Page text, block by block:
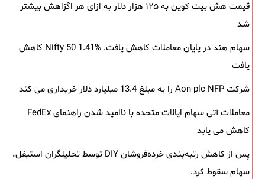
قیمت هش بیت کوین به ۱۲۵ هزار دلار به‌ ازای هر اگزاهش بیشتر
شد
سهام هند در پایان معاملات کاهش یافت. Nifty 50 1.41% کاهش
یافت
شرکت Aon plc NFP را به مبلغ 13.4 میلیارد دلار خریداری می کند
معاملات آتی سهام ایالات متحده با ناامید شدن راهنمای FedEx
کاهش می یابد
پس از کاهش رتبه‌بندی خرده‌فروشان DIY توسط تحلیلگران استیفل،
سهام سقوط کرد.